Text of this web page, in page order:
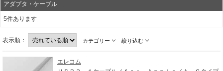
アダプタ・ケーブル
5件あります
表示順： カテゴリー 絞り込む
エレコム